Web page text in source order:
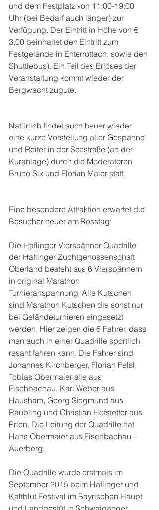
und dem Festplatz von 11:00-19:00
Uhr (bei Bedarf auch länger) zur
Verfügung. Der Eintritt in Höhe von €
3,00 beinhaltet den Eintritt zum
Festgelände in Enterrottach, sowie den
Shuttlebus). Ein Teil des Erlöses der
Veranstaltung kommt wieder der
Bergwacht zugute.
Natürlich findet auch heuer wieder
eine kurze Vorstellung aller Gespanne
und Reiter in der Seestraße (an der
Kuranlage) durch die Moderatoren
Bruno Six und Florian Maier statt.
Eine besondere Attraktion erwartet die
Besucher heuer am Rosstag:
Die Haflinger Vierspänner Quadrille
der Haflinger Zuchtgenossenschaft
Oberland besteht aus 6 Vierspännern
in original Marathon
Turnieranspannung. Alle Kutschen
sind Marathon Kutschen die sonst nur
bei Geländeturnieren eingesetzt
werden. Hier zeigen die 6 Fahrer, dass
man auch in einer Quadrille sportlich
rasant fahren kann. Die Fahrer sind
Johannes Kirchberger, Florian Felsl,
Tobias Obermaier alle aus
Fischbachau, Karl Weber aus
Hausham, Georg Siegmund aus
Raubling und Christian Hofstetter aus
Prien. Die Leitung der Quadrille hat
Hans Obermaier aus Fischbachau –
Auerberg.
Die Quadrille wurde erstmals im
September 2015 beim Haflinger und
Kaltblut Festival im Bayrischen Haupt